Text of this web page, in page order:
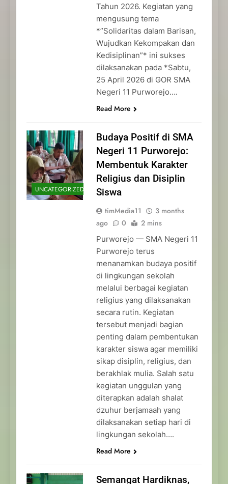
Tahun 2026. Kegiatan yang
mengusung tema
*”Solidaritas dalam Barisan,
Wujudkan Kekompakan dan
Kedisiplinan”* ini sukses
dilaksanakan pada *Sabtu,
25 April 2026 di GOR SMA
Negeri 11 Purworejo….
Read More
UNCATEGORIZED
Budaya Positif di SMA
Negeri 11 Purworejo:
Membentuk Karakter
Religius dan Disiplin
Siswa
timMedia11
3 months
ago
0 2 mins
Purworejo — SMA Negeri 11
Purworejo terus
menanamkan budaya positif
di lingkungan sekolah
melalui berbagai kegiatan
religius yang dilaksanakan
secara rutin. Kegiatan
tersebut menjadi bagian
penting dalam pembentukan
karakter siswa agar memiliki
sikap disiplin, religius, dan
berakhlak mulia. Salah satu
kegiatan unggulan yang
diterapkan adalah shalat
dzuhur berjamaah yang
dilaksanakan setiap hari di
lingkungan sekolah….
Read More
Semangat Hardiknas,